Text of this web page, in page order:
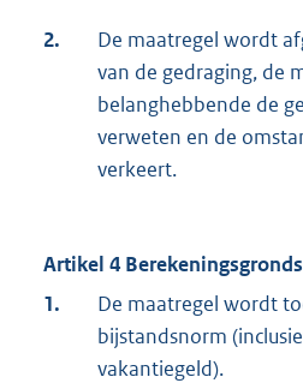
2.
De maatregel wordt
van de gedraging, de
belanghebbende de
verweten en de
verkeert.
Artikel 4
1.
De maatregel wordt
bijstandsnorm
vakantiegeld).